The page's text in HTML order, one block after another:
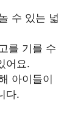
수 있는 넓
를 기를 수
어요.
아이들이
다.